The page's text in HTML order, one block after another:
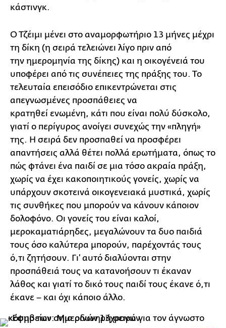
κάστινγκ.
Ο Τζέιμι μένει στο αναμορφωτήριο 13 μήνες μέχρι
τη δίκη (η σειρά τελειώνει λίγο πριν από
την ημερομηνία της δίκης) και η οικογένειά του
υποφέρει από τις συνέπειες της πράξης του. Το
τελευταία επεισόδιο επικεντρώνεται στις
απεγνωσμένες προσπάθειες να
κρατηθεί ενωμένη, κάτι που είναι πολύ δύσκολο,
γιατί ο περίγυρος ανοίγει συνεχώς την «πληγή»
της. Η σειρά δεν προσπαθεί να προσφέρει
απαντήσεις αλλά θέτει πολλά ερωτήματα, όπως το
πώς φτάνει ένα παιδί σε μια τόσο ακραία πράξη,
χωρίς να έχει κακοποιητικούς γονείς, χωρίς να
υπάρχουν σκοτεινά οικογενειακά μυστικά, χωρίς
τις συνθήκες που μπορούν να κάνουν κάποιον
δολοφόνο. Οι γονείς του είναι καλοί,
μεροκαματιάρηδες, μεγαλώνουν τα δυο παιδιά
τους όσο καλύτερα μπορούν, παρέχοντάς τους
ό,τι ζητήσουν. Γι’ αυτό διαλύονται στην
προσπάθειά τους να κατανοήσουν τι έκαναν
λάθος και γιατί το δικό τους παιδί τους έκανε ό,τι
έκανε – και όχι κάποιο άλλο.